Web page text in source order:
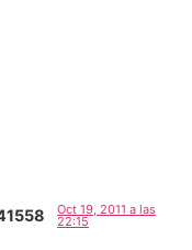
Oct 19, 2011 a las
22:15